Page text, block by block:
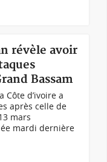
révèle avoir
Bassam
Côte d’ivoire a
après celle de
mars
mardi dernière